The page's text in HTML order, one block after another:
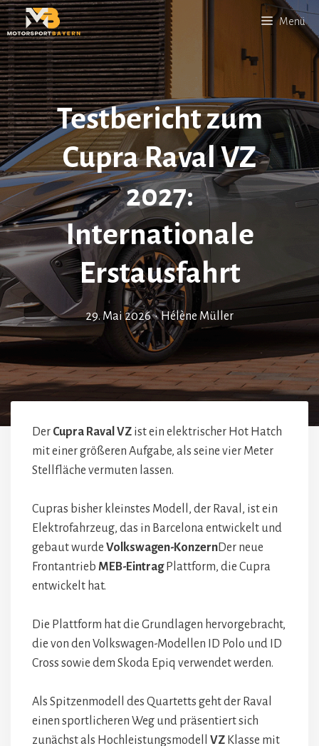
Zum
Inhalt
springen
Menü
Testbericht zum
Cupra Raval VZ
2027:
Internationale
Erstausfahrt
29. Mai 2026 • Hélène Müller
Der Cupra Raval VZ ist ein elektrischer Hot Hatch
mit einer größeren Aufgabe, als seine vier Meter
Stellfläche vermuten lassen.
Cupras bisher kleinstes Modell, der Raval, ist ein
Elektrofahrzeug, das in Barcelona entwickelt und
gebaut wurde Volkswagen-KonzernDer neue
Frontantrieb MEB-EintragPlattform, die Cupra
entwickelt hat.
Die Plattform hat die Grundlagen hervorgebracht,
die von den Volkswagen-Modellen ID Polo und ID
Cross sowie dem Skoda Epiq verwendet werden.
Als Spitzenmodell des Quartetts geht der Raval
einen sportlicheren Weg und präsentiert sich
zunächst als Hochleistungsmodell VZ Klasse mit